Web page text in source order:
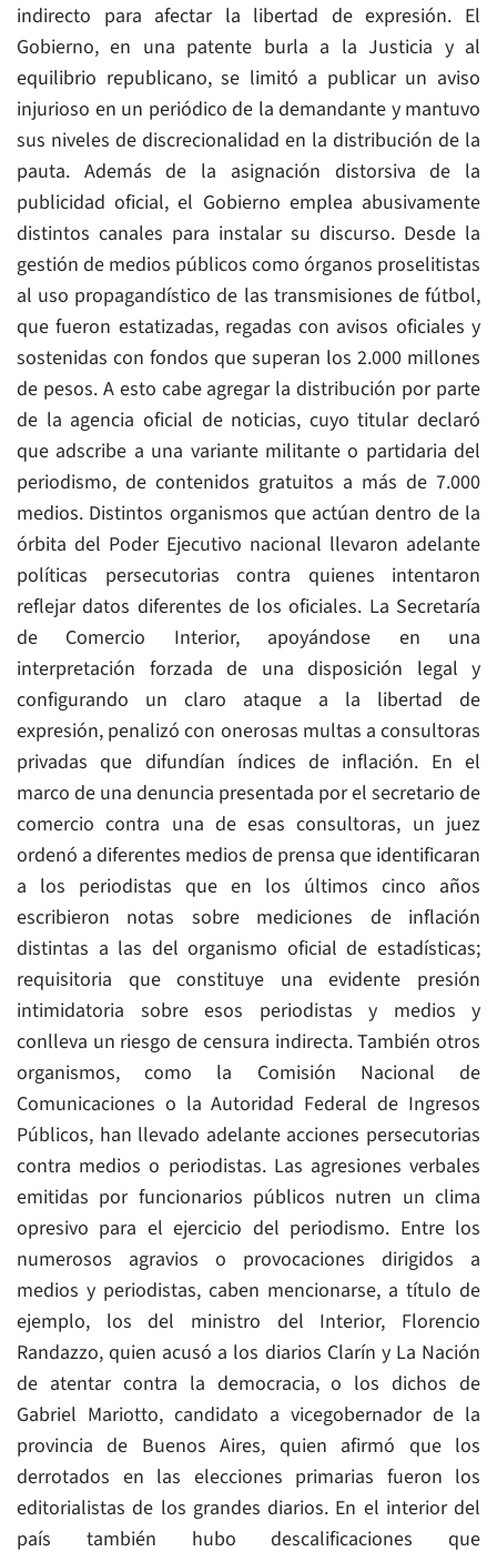
indirecto para afectar la libertad de expresión. El
Gobierno, en una patente burla a la Justicia y al
equilibrio republicano, se limitó a publicar un aviso
injurioso en un periódico de la demandante y mantuvo
sus niveles de discrecionalidad en la distribución de la
pauta. Además de la asignación distorsiva de la
publicidad oficial, el Gobierno emplea abusivamente
distintos canales para instalar su discurso. Desde la
gestión de medios públicos como órganos proselitistas
al uso propagandístico de las transmisiones de fútbol,
que fueron estatizadas, regadas con avisos oficiales y
sostenidas con fondos que superan los 2.000 millones
de pesos. A esto cabe agregar la distribución por parte
de la agencia oficial de noticias, cuyo titular declaró
que adscribe a una variante militante o partidaria del
periodismo, de contenidos gratuitos a más de 7.000
medios. Distintos organismos que actúan dentro de la
órbita del Poder Ejecutivo nacional llevaron adelante
políticas persecutorias contra quienes intentaron
reflejar datos diferentes de los oficiales. La Secretaría
de Comercio Interior, apoyándose en una
interpretación forzada de una disposición legal y
configurando un claro ataque a la libertad de
expresión, penalizó con onerosas multas a consultoras
privadas que difundían índices de inflación. En el
marco de una denuncia presentada por el secretario de
comercio contra una de esas consultoras, un juez
ordenó a diferentes medios de prensa que identificaran
a los periodistas que en los últimos cinco años
escribieron notas sobre mediciones de inflación
distintas a las del organismo oficial de estadísticas;
requisitoria que constituye una evidente presión
intimidatoria sobre esos periodistas y medios y
conlleva un riesgo de censura indirecta. También otros
organismos, como la Comisión Nacional de
Comunicaciones o la Autoridad Federal de Ingresos
Públicos, han llevado adelante acciones persecutorias
contra medios o periodistas. Las agresiones verbales
emitidas por funcionarios públicos nutren un clima
opresivo para el ejercicio del periodismo. Entre los
numerosos agravios o provocaciones dirigidos a
medios y periodistas, caben mencionarse, a título de
ejemplo, los del ministro del Interior, Florencio
Randazzo, quien acusó a los diarios Clarín y La Nación
de atentar contra la democracia, o los dichos de
Gabriel Mariotto, candidato a vicegobernador de la
provincia de Buenos Aires, quien afirmó que los
derrotados en las elecciones primarias fueron los
editorialistas de los grandes diarios. En el interior del
país también hubo descalificaciones que